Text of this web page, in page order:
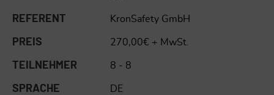
REFERENT KronSafety GmbH
PREIS 270,00€ + MwSt.
TEILNEHMER 8 - 8
SPRACHE DE